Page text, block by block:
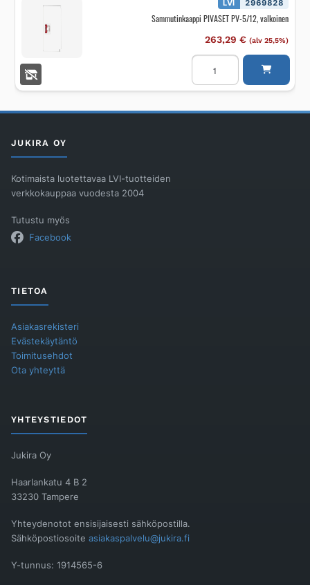
LVI 2969828
Sammutinkaappi PIVASET PV-5/12, valkoinen
263,29 € (alv 25,5%)
Sammutinkaappi
PIVASET
5/12,
JUKIRA OY
Kotimaista luotettavaa LVI-tuotteiden
verkkokauppaa vuodesta 2004
Tutustu myös
Facebook
TIETOA
Asiakasrekisteri
Evästekäytäntö
Toimitusehdot
Ota yhteyttä
YHTEYSTIEDOT
Jukira Oy
Haarlankatu 4 B 2
33230 Tampere
Yhteydenotot ensisijaisesti sähköpostilla.
Sähköpostiosoite asiakaspalvelu@jukira.fi
Y-tunnus: 1914565-6